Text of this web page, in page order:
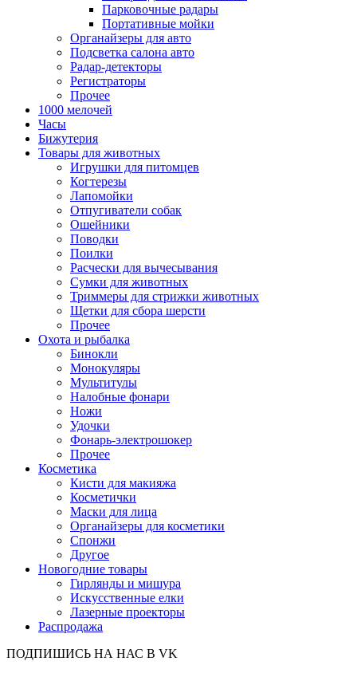
Парковочные радары
Портативные мойки
Органайзеры для авто
Подсветка салона авто
Радар-детекторы
Регистраторы
Прочее
1000 мелочей
Часы
Бижутерия
Товары для животных
Игрушки для питомцев
Когтерезы
Лапомойки
Отпугиватели собак
Ошейники
Поводки
Поилки
Расчески для вычесывания
Сумки для животных
Триммеры для стрижки животных
Щетки для сбора шерсти
Прочее
Охота и рыбалка
Бинокли
Монокуляры
Мультитулы
Налобные фонари
Ножи
Удочки
Фонарь-электрошокер
Прочее
Косметика
Кисти для макияжа
Косметички
Маски для лица
Органайзеры для косметики
Спонжи
Другое
Новогодние товары
Гирлянды и мишура
Искусственные елки
Лазерные проекторы
Распродажа
ПОДПИШИСЬ НА НАС В VK